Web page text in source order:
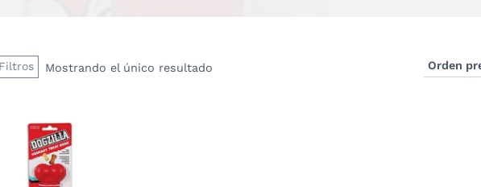
Filtros Mostrando el único resultado